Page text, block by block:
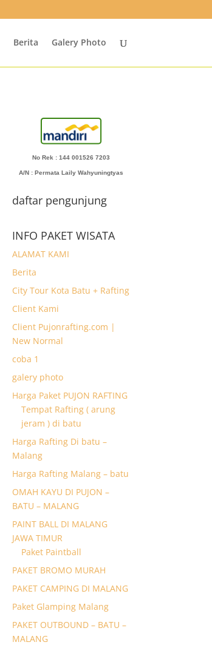
Berita Galery Photo
No Rek : 144 001526 7203
A/N : Permata Laily Wahyuningtyas
daftar pengunjung
INFO PAKET WISATA
ALAMAT KAMI
Berita
City Tour Kota Batu + Rafting
Client Kami
Client Pujonrafting.com |
New Normal
coba 1
galery photo
Harga Paket PUJON RAFTING
Tempat Rafting ( arung
jeram ) di batu
Harga Rafting Di batu –
Malang
Harga Rafting Malang – batu
OMAH KAYU DI PUJON –
BATU – MALANG
PAINT BALL DI MALANG
JAWA TIMUR
Paket Paintball
PAKET BROMO MURAH
PAKET CAMPING DI MALANG
Paket Glamping Malang
PAKET OUTBOUND – BATU –
MALANG